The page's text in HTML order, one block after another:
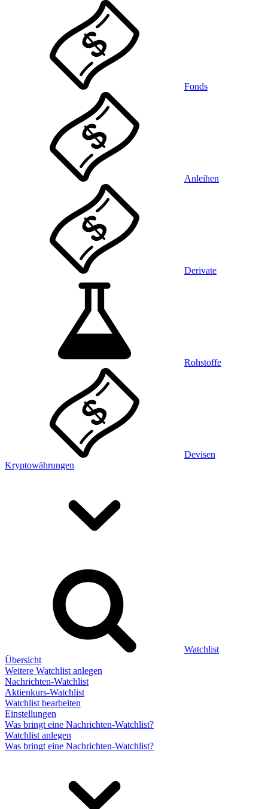
Fonds
Anleihen
Derivate
Rohstoffe
Devisen
Kryptowährungen
Watchlist
Übersicht
Weitere Watchlist anlegen
Nachrichten-Watchlist
Aktienkurs-Watchlist
Watchlist bearbeiten
Einstellungen
Was bringt eine Nachrichten-Watchlist?
Watchlist anlegen
Was bringt eine Nachrichten-Watchlist?